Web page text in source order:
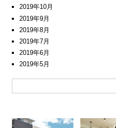
2019年10月
2019年9月
2019年8月
2019年7月
2019年6月
2019年5月